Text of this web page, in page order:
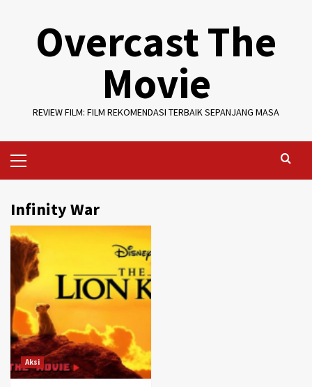
Overcast The
Movie
REVIEW FILM: FILM REKOMENDASI TERBAIK SEPANJANG MASA
Menu
Infinity War
Aksi